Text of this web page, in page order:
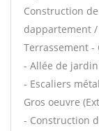
Construction
dappartement
Terrassement -
- Allée de
- Escaliers
Gros oeuvre
- Construction